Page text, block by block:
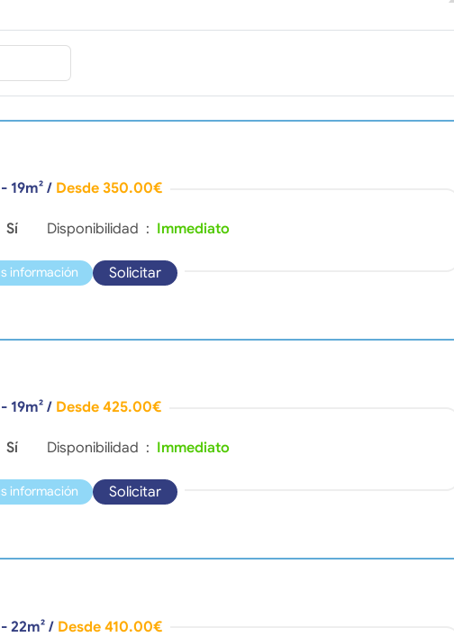
19m² / Desde 350.00€
Sí Disponibilidad : Immediato
información Solicitar
19m² / Desde 425.00€
Sí Disponibilidad : Immediato
información Solicitar
22m² / Desde 410.00€